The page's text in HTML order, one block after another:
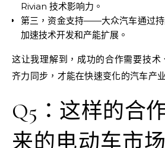
Rivian 技术影响力。
第三，资金支持——大众汽车通过持
加速技术开发和产能扩展。
这让我理解到，成功的合作需要技术
齐力同步，才能在快速变化的汽车产
Q5：这样的合
来的电动车市